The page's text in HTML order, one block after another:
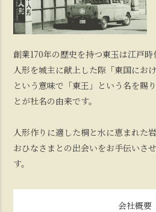
創業170年の歴史を持つ東玉は江戸
人形を城主に献上した際「東国にお
という意味で「東王」という名を賜
とが社名の由来です。
人形作りに適した桐と水に恵まれた
おひなさまとの出会いをお手伝いさ
す。
会社概要